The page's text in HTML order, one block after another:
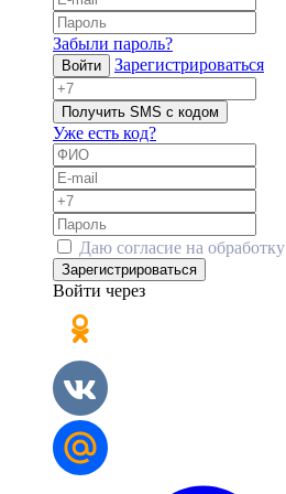
Забыли пароль?
Войти Зарегистрироваться
Получить SMS с кодом
Уже есть код?
Даю согласие на обработку
Зарегистрироваться
Войти через